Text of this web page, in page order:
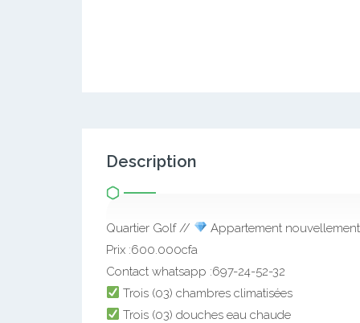
Description
Quartier Golf //
Appartement
Prix :600.000cfa
Contact whatsapp :697-24-52-32
Trois (03) chambres climatisées
Trois (03) douches eau chaude